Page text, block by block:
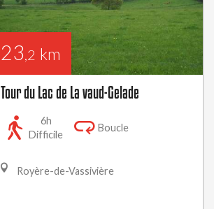
23,2 km
Tour du Lac de La vaud-Gelade
6h
Difficile
Boucle
Royère-de-Vassivière